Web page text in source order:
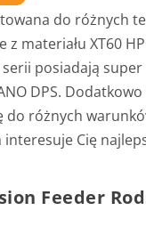
do różnych
z materiału XT60
posiadają
DPS.
różnych
interesuje Cię
Feeder